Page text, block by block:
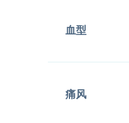
血型
痛风